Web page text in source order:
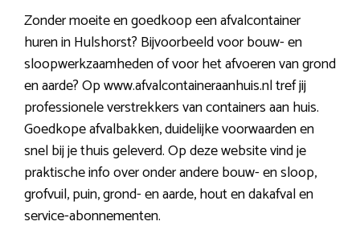
Zonder moeite en goedkoop een afvalcontainer
huren in Hulshorst? Bijvoorbeeld voor bouw- en
sloopwerkzaamheden of voor het afvoeren van grond
en aarde? Op www.afvalcontaineraanhuis.nl tref jij
professionele verstrekkers van containers aan huis.
Goedkope afvalbakken, duidelijke voorwaarden en
snel bij je thuis geleverd. Op deze website vind je
praktische info over onder andere bouw- en sloop,
grofvuil, puin, grond- en aarde, hout en dakafval en
service-abonnementen.